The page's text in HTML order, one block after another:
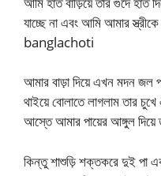
যাচ্ছে না এবং আমি আমার
banglachoti
আমার বাড়া দিয়ে এখন মদন জল
থাইয়ে বোলাতে লাগলাম তার
আস্তে আমার পায়ের আঙ্গুল দিয়ে
কিন্তু শাশুড়ি শক্তকরে দুই পা